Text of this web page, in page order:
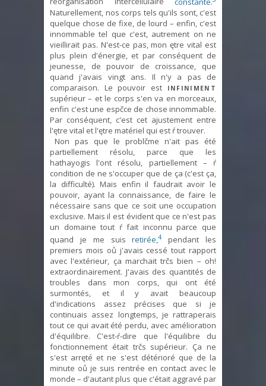
Naturellement, nos corps tels qu'ils sont, c'est
quelque chose de fixe, de lourd – enfin, c'est
innommable tel que c'est, autrement on ne
vieillirait pas. N'est-ce pas, mon ętre vital est
plus plein d'énergie, et par conséquent de
jeunesse, de pouvoir de croissance, que
quand j'avais vingt ans. Il n'y a pas de
comparaison. Le pouvoir est
INFINIMENT
supérieur – et le corps s'en va en morceaux,
enfin c'est une espčce de chose innommable.
Par conséquent, c'est cet ajustement entre
l'ętre vital et l'ętre matériel qui est ŕ trouver.
Non pas que le problčme n'ait pas été
partiellement résolu, parce que les
hathayogis l'ont résolu, partiellement – ŕ
condition de ne s'occuper que de ça (c'est ça,
la difficulté). Mais enfin il faudrait avoir le
pouvoir, ayant la connaissance, de faire le
nécessaire sans que ce soit une occupation
exclusive. Mais il est évident que ce n'est pas
un domaine tout ŕ fait inconnu parce que
quand je me suisretirée,4
pendant les
premiers mois oů j'avais cessé tout rapport
avec l'extérieur, ça marchait trčs bien – oh!
extraordinairement. J'avais des quantités de
troubles dans mon corps, qui ont été
surmontés, et il y avait beaucoup
d'indications assez précises que si je
continuais assez longtemps, je rattraperais
tout ce qui avait été perdu, avec amélioration
d'équilibre. C'est-ŕ-dire que l'équilibre du
fonctionnement était trčs supérieur. Ça ne
s'est arręté et ne s'est détérioré que de la
minute oů je suis rentrée en contact avec le
monde – d'autant plus que c'était aggravé par